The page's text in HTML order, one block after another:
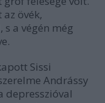
övék,
s a végén még
Sissi
Andrássy
depresszióval